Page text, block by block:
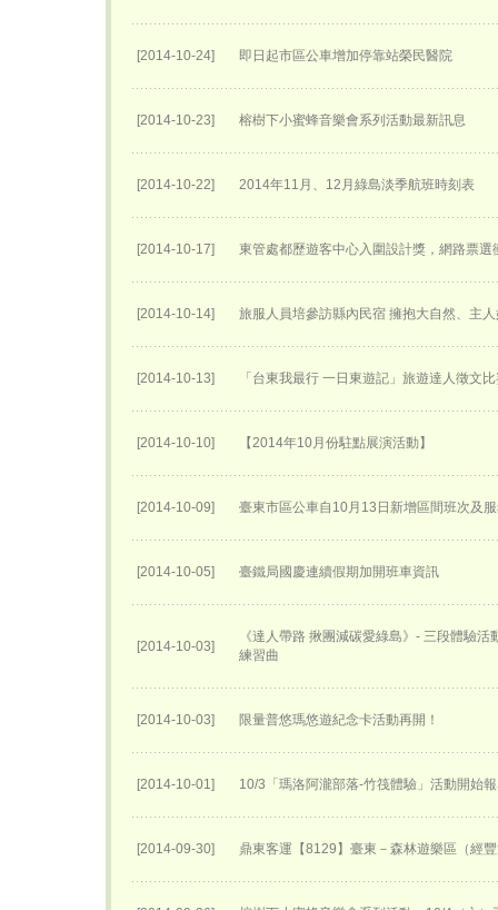
[2014-10-24] 即日起市區公車增加停靠站榮民醫院
[2014-10-23] 榕樹下小蜜蜂音樂會系列活動最新訊息
[2014-10-22] 2014年11月、12月綠島淡季航班時刻表
[2014-10-17] 東管處都歷遊客中心入圍設計獎，網路票選
[2014-10-14] 旅服人員培參訪縣內民宿 擁抱大自然、主
[2014-10-13] 「台東我最行 一日東遊記」旅遊達人徵文
[2014-10-10] 【2014年10月份駐點展演活動】
[2014-10-09] 臺東市區公車自10月13日新增區間班次及
[2014-10-05] 臺鐵局國慶連續假期加開班車資訊
[2014-10-03]
《達人帶路 揪團減碳愛綠島》- 三段體驗
練習曲
[2014-10-03] 限量普悠瑪悠遊紀念卡活動再開！
[2014-10-01] 10/3「瑪洛阿瀧部落-竹筏體驗」活動開始
[2014-09-30] 鼎東客運【8129】臺東－森林遊樂區（經